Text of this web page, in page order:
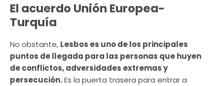
El acuerdo Unión Europea-
Turquía
No obstante, Lesbos es uno de los principales
puntos de llegada para las personas que huyen
de conflictos, adversidades extremas y
persecución.Es la puerta trasera para entrar a